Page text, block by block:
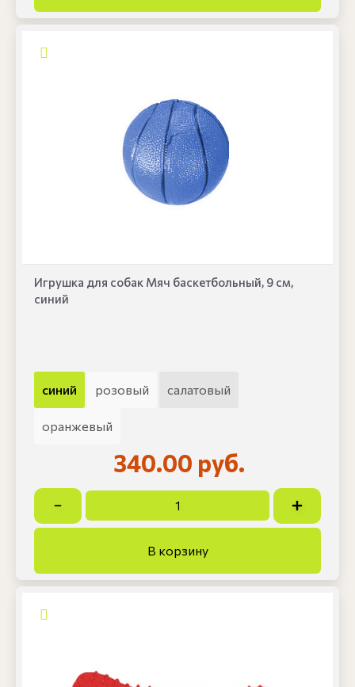
Игрушка для собак Мяч баскетбольный, 9 см,
синий
синий розовый салатовый
оранжевый
340.00 руб.